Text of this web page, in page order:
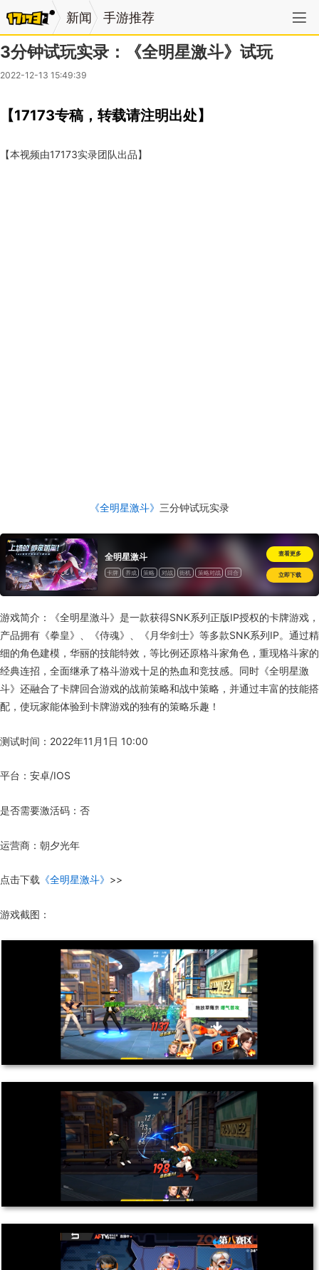
新闻 手游推荐
3分钟试玩实录：《全明星激斗》试玩
2022-12-13 15:49:39
【17173专稿，转载请注明出处】
【本视频由17173实录团队出品】
《全明星激斗》 三分钟试玩实录
全明星激斗
卡牌 养成 策略 对战 街机 策略对战 回合
查看更多
立即下载
游戏简介：《全明星激斗》是一款获得SNK系列正版IP授权的卡牌游戏，
产品拥有《拳皇》、《侍魂》、《月华剑士》等多款SNK系列IP。通过精
细的角色建模，华丽的技能特效，等比例还原格斗家角色，重现格斗家的
经典连招，全面继承了格斗游戏十足的热血和竞技感。同时《全明星激
斗》还融合了卡牌回合游戏的战前策略和战中策略，并通过丰富的技能搭
配，使玩家能体验到卡牌游戏的独有的策略乐趣！
测试时间：2022年11月1日 10:00
平台：安卓/IOS
是否需要激活码：否
运营商：朝夕光年
点击下载 《全明星激斗》 >>
游戏截图：